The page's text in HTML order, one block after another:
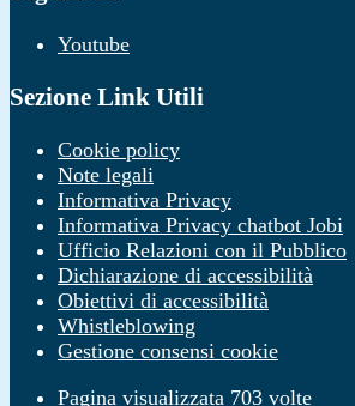
Youtube
Sezione Link Utili
Cookie policy
Note legali
Informativa Privacy
Informativa Privacy chatbot Jobi
Ufficio Relazioni con il Pubblico
Dichiarazione di accessibilità
Obiettivi di accessibilità
Whistleblowing
Gestione consensi cookie
Pagina visualizzata 703 volte